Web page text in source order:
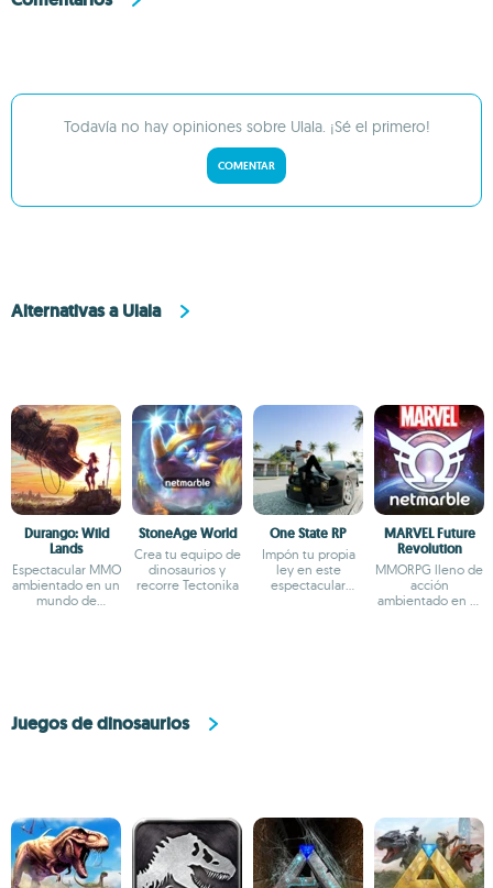
Todavía no hay opiniones sobre Ulala. ¡Sé el primero!
COMENTAR
Alternativas a Ulala
Durango: Wild
Lands
Espectacular MMO
ambientado en un
mundo de
StoneAge World
Crea tu equipo de
dinosaurios y
recorre Tectonika
One State RP
Impón tu propia
ley en este
espectacular
MARVEL Future
Revolution
MMORPG lleno de
acción
ambientado en el
Juegos de dinosaurios